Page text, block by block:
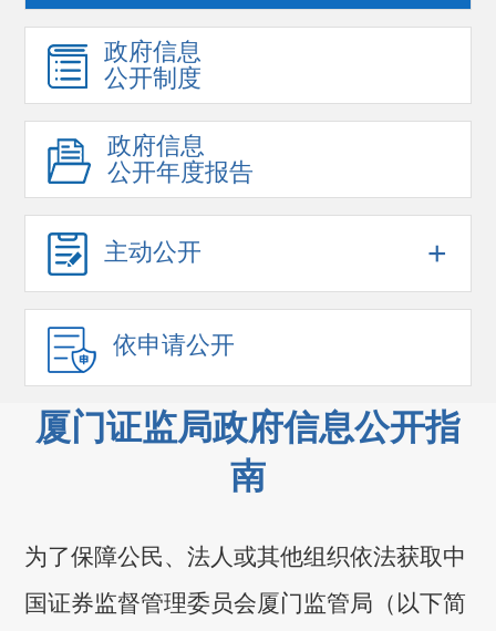
政府信息
公开制度
政府信息
公开年度报告
主动公开 +
依申请公开
厦门证监局政府信息公开指
南
为了保障公民、法人或其他组织依法获取中
国证券监督管理委员会厦门监管局（以下简